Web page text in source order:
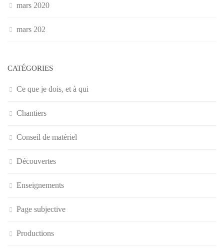
mars 2020
mars 202
CATÉGORIES
Ce que je dois, et à qui
Chantiers
Conseil de matériel
Découvertes
Enseignements
Page subjective
Productions